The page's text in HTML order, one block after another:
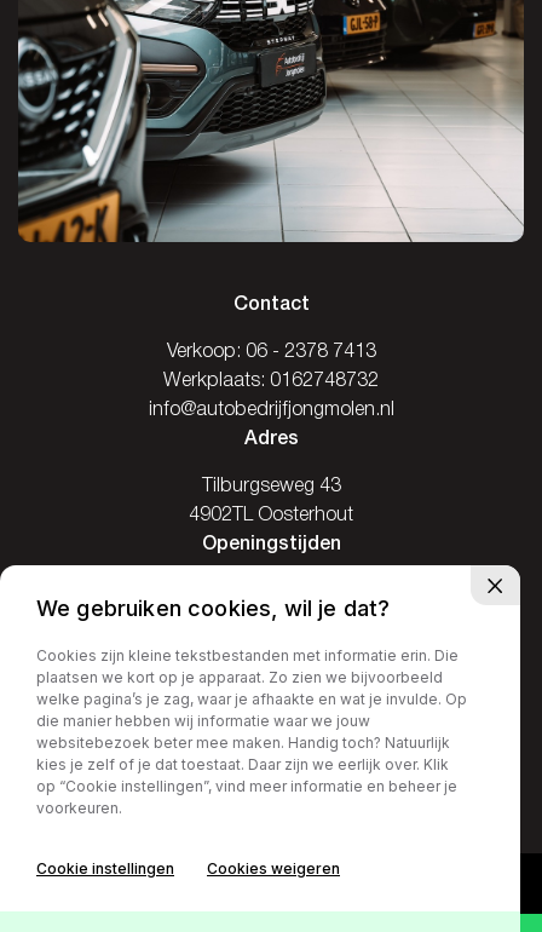
Contact
Verkoop: 06 - 2378 7413
Werkplaats: 0162748732
info@autobedrijfjongmolen.nl
Adres
Tilburgseweg 43
4902TL Oosterhout
Openingstijden
Di / Vr: 08.00-17.30
Za: 09.00-16.00
Zo: Gesloten
We gebruiken cookies, wil je dat?
Cookies zijn kleine tekstbestanden met informatie erin. Die
plaatsen we kort op je apparaat. Zo zien we bijvoorbeeld
welke pagina’s je zag, waar je afhaakte en wat je invulde. Op
die manier hebben wij informatie waar we jouw
websitebezoek beter mee maken. Handig toch? Natuurlijk
kies je zelf of je dat toestaat. Daar zijn we eerlijk over. Klik
op “Cookie instellingen”, vind meer informatie en beheer je
voorkeuren.
Cookie instellingen Cookies weigeren